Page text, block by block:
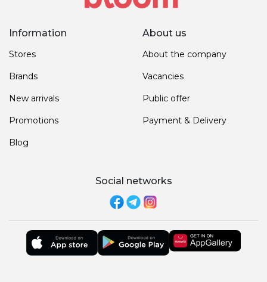
Information
Stores
Brands
New arrivals
Promotions
Blog
About us
About the company
Vacancies
Public offer
Payment & Delivery
Social networks